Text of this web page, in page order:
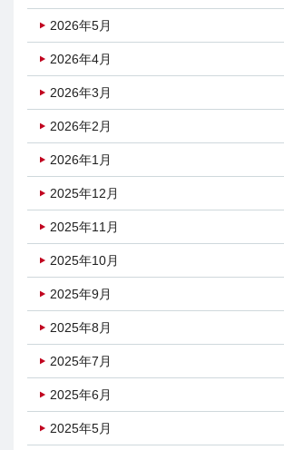
2026年5月
2026年4月
2026年3月
2026年2月
2026年1月
2025年12月
2025年11月
2025年10月
2025年9月
2025年8月
2025年7月
2025年6月
2025年5月